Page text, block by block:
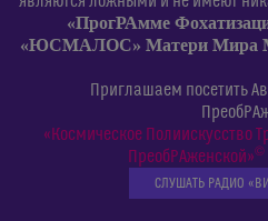
«ПрогРАмме
«ЮСМАЛОС» Матери Мира
Приглашаем посетить
«Космическое Полиискусство
ПреобРАженской»©
СЛУШАТЬ РАДИО